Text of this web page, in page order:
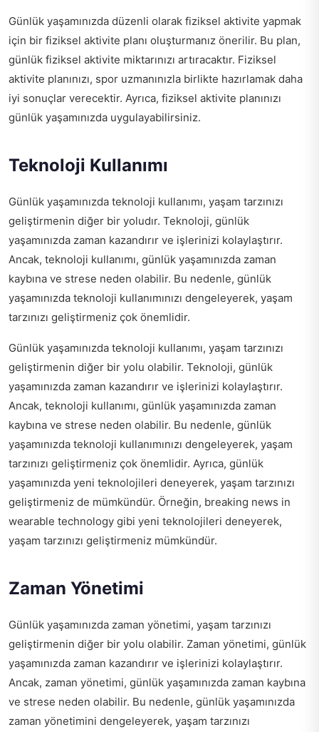
Günlük yaşamınızda düzenli olarak fiziksel aktivite yapmak
için bir fiziksel aktivite planı oluşturmanız önerilir. Bu plan,
günlük fiziksel aktivite miktarınızı artıracaktır. Fiziksel
aktivite planınızı, spor uzmanınızla birlikte hazırlamak daha
iyi sonuçlar verecektir. Ayrıca, fiziksel aktivite planınızı
günlük yaşamınızda uygulayabilirsiniz.
Teknoloji Kullanımı
Günlük yaşamınızda teknoloji kullanımı, yaşam tarzınızı
geliştirmenin diğer bir yoludır. Teknoloji, günlük
yaşamınızda zaman kazandırır ve işlerinizi kolaylaştırır.
Ancak, teknoloji kullanımı, günlük yaşamınızda zaman
kaybına ve strese neden olabilir. Bu nedenle, günlük
yaşamınızda teknoloji kullanımınızı dengeleyerek, yaşam
tarzınızı geliştirmeniz çok önemlidir.
Günlük yaşamınızda teknoloji kullanımı, yaşam tarzınızı
geliştirmenin diğer bir yolu olabilir. Teknoloji, günlük
yaşamınızda zaman kazandırır ve işlerinizi kolaylaştırır.
Ancak, teknoloji kullanımı, günlük yaşamınızda zaman
kaybına ve strese neden olabilir. Bu nedenle, günlük
yaşamınızda teknoloji kullanımınızı dengeleyerek, yaşam
tarzınızı geliştirmeniz çok önemlidir. Ayrıca, günlük
yaşamınızda yeni teknolojileri deneyerek, yaşam tarzınızı
geliştirmeniz de mümkündür. Örneğin, breaking news in
wearable technology gibi yeni teknolojileri deneyerek,
yaşam tarzınızı geliştirmeniz mümkündür.
Zaman Yönetimi
Günlük yaşamınızda zaman yönetimi, yaşam tarzınızı
geliştirmenin diğer bir yolu olabilir. Zaman yönetimi, günlük
yaşamınızda zaman kazandırır ve işlerinizi kolaylaştırır.
Ancak, zaman yönetimi, günlük yaşamınızda zaman kaybına
ve strese neden olabilir. Bu nedenle, günlük yaşamınızda
zaman yönetimini dengeleyerek, yaşam tarzınızı